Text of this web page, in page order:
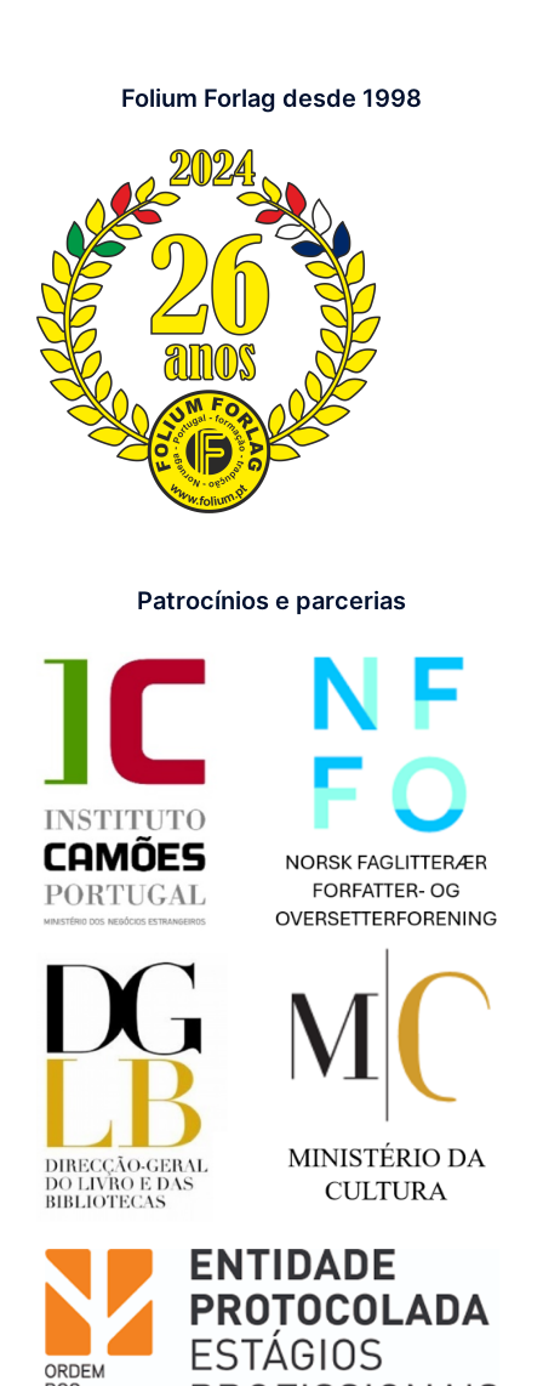
Folium Forlag desde 1998
Patrocínios e parcerias